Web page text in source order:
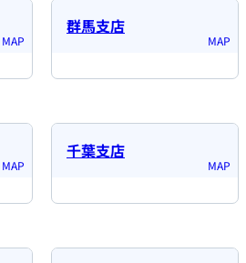
群馬支店
千葉支店